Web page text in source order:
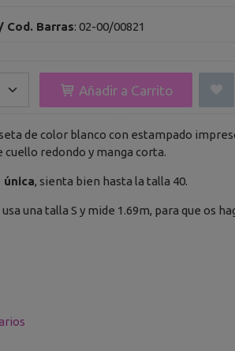
Cod. Barras: 02-00/00821
Añadir a Carrito
de color blanco con estampado
cuello redondo y manga corta.
única, sienta bien hasta la talla 40.
una talla S y mide 1.69m, para que os